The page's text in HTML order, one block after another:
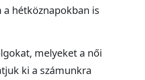
hétköznapokban is
melyeket a női
ki a számunkra